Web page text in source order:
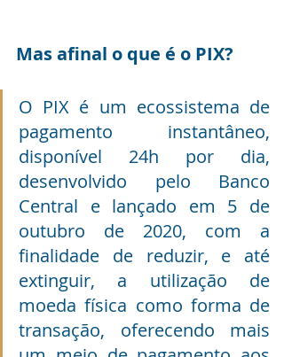
Mas afinal o que é o PIX?
O PIX é um ecossistema de
pagamento instantâneo,
disponível 24h por dia,
desenvolvido pelo Banco
Central e lançado em 5 de
outubro de 2020, com a
finalidade de reduzir, e até
extinguir, a utilização de
moeda física como forma de
transação, oferecendo mais